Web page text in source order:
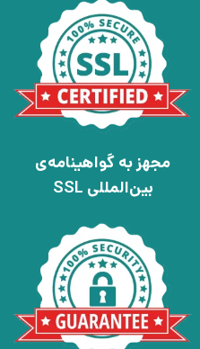
مجهز به گواهینامه‌ی
بین‌المللی SSL